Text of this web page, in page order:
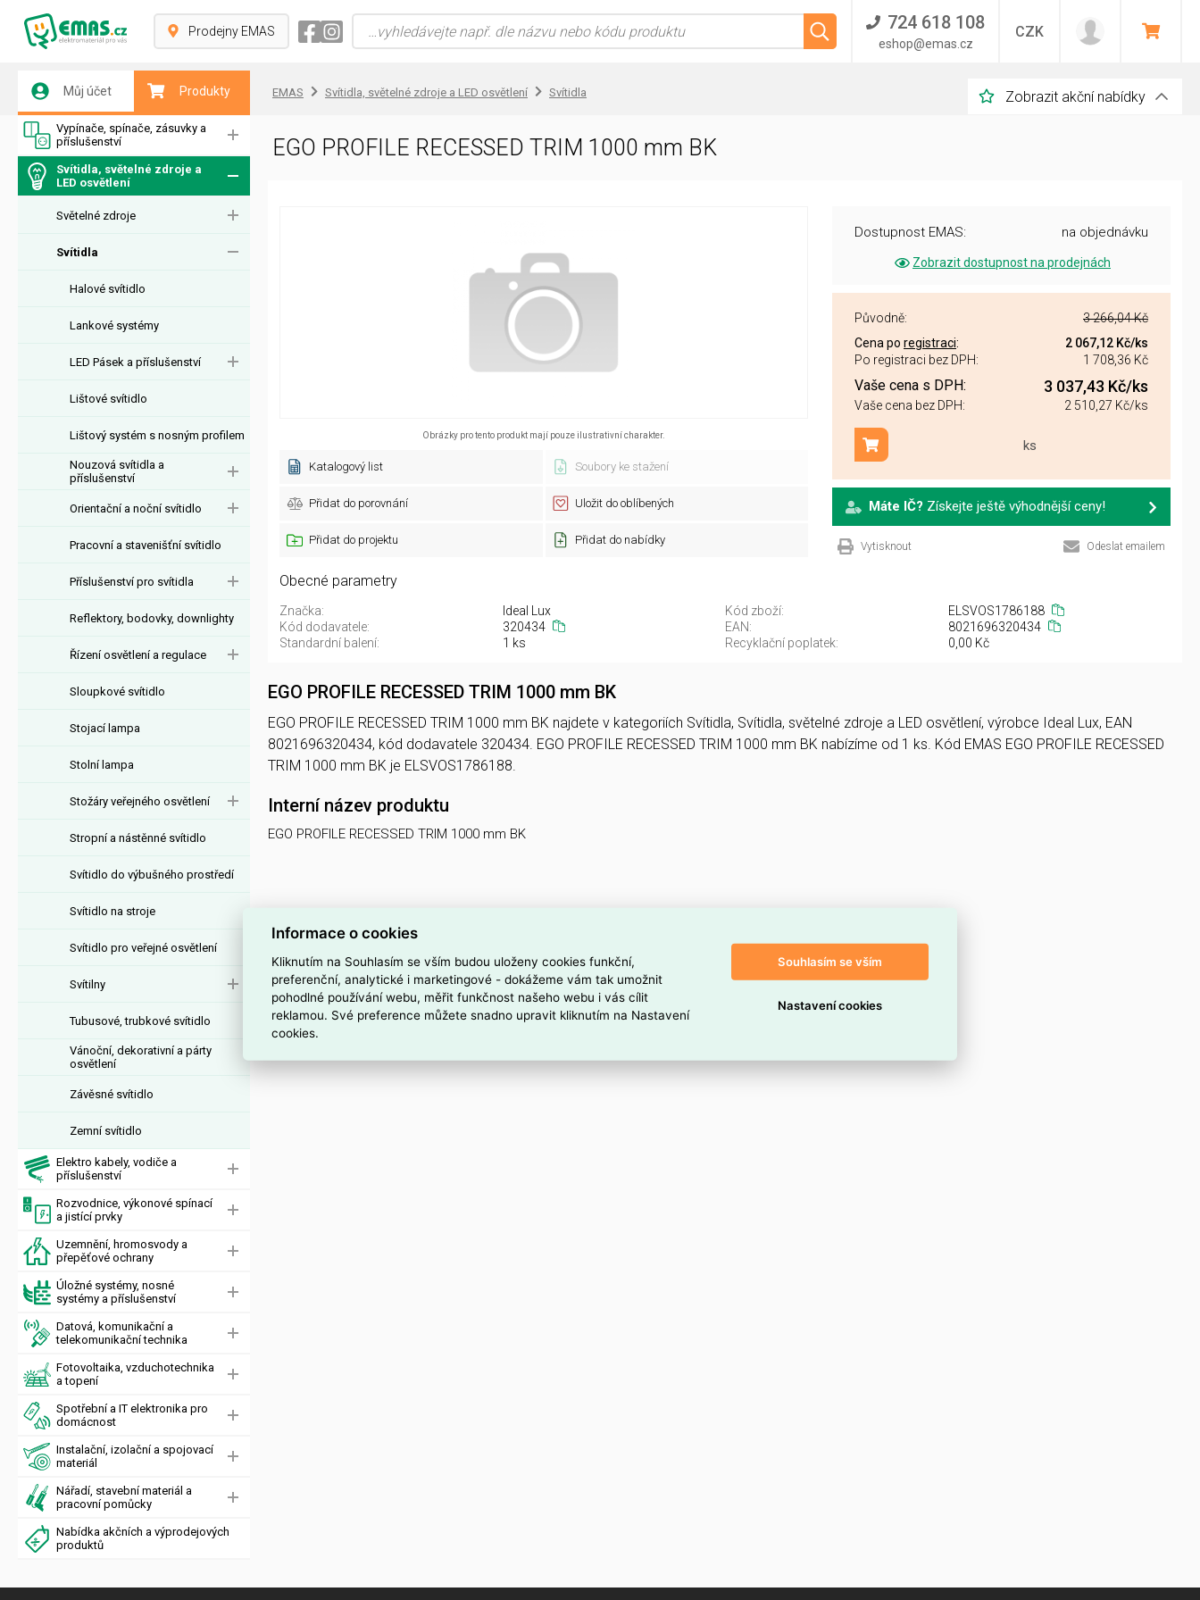
Prodejny EMAS 724 618 108
eshop@emas.cz
CZK
Můj účet Produkty
Vypínače, spínače, zásuvky a
příslušenství
Svítidla, světelné zdroje a
LED osvětlení
Světelné zdroje
Svítidla
Halové svítidlo
Lankové systémy
LED Pásek a příslušenství
Lištové svítidlo
Lištový systém s nosným profilem
Nouzová svítidla a
příslušenství
Orientační a noční svítidlo
Pracovní a stavenišťní svítidlo
Příslušenství pro svítidla
Reflektory, bodovky, downlighty
Řízení osvětlení a regulace
Sloupkové svítidlo
Stojací lampa
Stolní lampa
Stožáry veřejného osvětlení
Stropní a nástěnné svítidlo
Svítidlo do výbušného prostředí
Svítidlo na stroje
Svítidlo pro veřejné osvětlení
Svítilny
Tubusové, trubkové svítidlo
Vánoční, dekorativní a párty
osvětlení
Závěsné svítidlo
Zemní svítidlo
Elektro kabely, vodiče a
příslušenství
Rozvodnice, výkonové spínací
a jistící prvky
Uzemnění, hromosvody a
přepěťové ochrany
Úložné systémy, nosné
systémy a příslušenství
Datová, komunikační a
telekomunikační technika
Fotovoltaika, vzduchotechnika
a topení
Spotřební a IT elektronika pro
domácnost
Instalační, izolační a spojovací
materiál
Nářadí, stavební materiál a
pracovní pomůcky
Nabídka akčních a výprodejových
produktů
EMAS Svítidla, světelné zdroje a LED osvětlení Svítidla Zobrazit akční nabídky
EGO PROFILE RECESSED TRIM 1000 mm BK
Obrázky pro tento produkt mají pouze ilustrativní charakter.
Katalogový list Soubory ke stažení
Přidat do porovnání Uložit do oblíbených
Přidat do projektu Přidat do nabídky
Dostupnost EMAS: na objednávku
Zobrazit dostupnost na prodejnách
Původně:
3 266,04 Kč
Cena po registraci: 2 067,12 Kč/ks
Po registraci bez DPH:
1 708,36 Kč
Vaše cena s DPH: 3 037,43 Kč/ks
Vaše cena bez DPH: 2 510,27 Kč/ks
ks
Přidat do košíku
Máte IČ? Získejte ještě výhodnější ceny!
Vytisknout Odeslat emailem
Obecné parametry
Značka: Ideal Lux Kód zboží:
ELSVOS1786188
Kód dodavatele:
320434 EAN:
8021696320434
Standardní balení:
1 ks Recyklační poplatek: 0,00 Kč
EGO PROFILE RECESSED TRIM 1000 mm BK
EGO PROFILE RECESSED TRIM 1000 mm BK najdete v kategoriích Svítidla, Svítidla, světelné zdroje a LED osvětlení, výrobce Ideal Lux, EAN
8021696320434, kód dodavatele 320434. EGO PROFILE RECESSED TRIM 1000 mm BK nabízíme od 1 ks. Kód EMAS EGO PROFILE RECESSED
TRIM 1000 mm BK je ELSVOS1786188.
Interní název produktu
EGO PROFILE RECESSED TRIM 1000 mm BK
Informace o cookies
Kliknutím na Souhlasím se vším budou uloženy cookies funkční,
preferenční, analytické i marketingové - dokážeme vám tak umožnit
pohodlné používání webu, měřit funkčnost našeho webu i vás cílit
reklamou. Své preference můžete snadno upravit kliknutím na Nastavení
cookies.
Souhlasím se vším
Nastavení cookies